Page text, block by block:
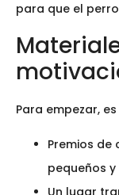
para que el
Para empezar,
Premios
pequeños
Un lugar